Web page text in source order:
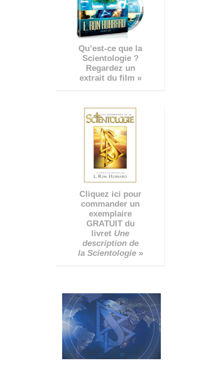
Qu’est-ce que la
Scientologie ?
Regardez un
extrait du film »
Cliquez ici pour
commander un
exemplaire
GRATUIT du
livret Une
description de
la Scientologie»